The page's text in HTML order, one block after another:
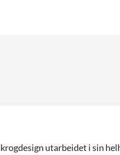
utarbeidet i sin